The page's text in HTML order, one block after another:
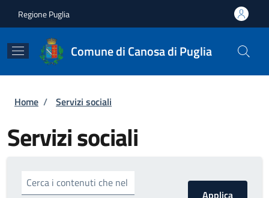
Regione Puglia
Comune di Canosa di Puglia
Briciole di pane
Home / Servizi sociali
Servizi sociali
Cerca i contenuti che nel